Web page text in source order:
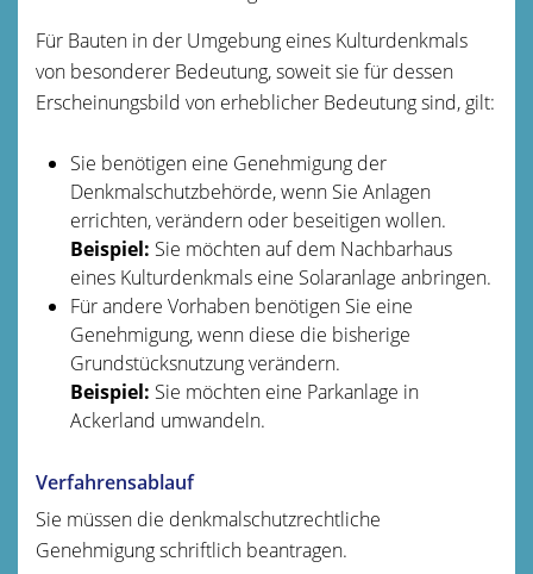
Für Bauten in der Umgebung eines Kulturdenkmals
von besonderer Bedeutung, soweit sie für dessen
Erscheinungsbild von erheblicher Bedeutung sind, gilt:
Sie benötigen eine Genehmigung der
Denkmalschutzbehörde, wenn Sie Anlagen
errichten, verändern oder beseitigen wollen.
Beispiel: Sie möchten auf dem Nachbarhaus
eines Kulturdenkmals eine Solaranlage anbringen.
Für andere Vorhaben benötigen Sie eine
Genehmigung, wenn diese die bisherige
Grundstücksnutzung verändern.
Beispiel: Sie möchten eine Parkanlage in
Ackerland umwandeln.
Verfahrensablauf
Sie müssen die denkmalschutzrechtliche
Genehmigung schriftlich beantragen.